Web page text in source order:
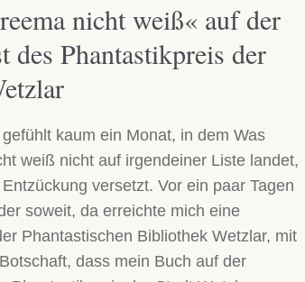
nicht weiß« auf der
des Phantastikpreis der
kaum ein Monat, in dem Was
weiß nicht auf irgendeiner Liste landet,
versetzt. Vor ein paar Tagen
soweit, da erreichte mich eine
Phantastischen Bibliothek Wetzlar, mit
dass mein Buch auf der